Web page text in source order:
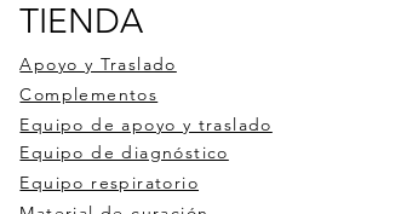
TIENDA
Apoyo y Traslado
Complementos
Equipo de apoyo y traslado
Equipo de diagnóstico
Equipo respiratorio